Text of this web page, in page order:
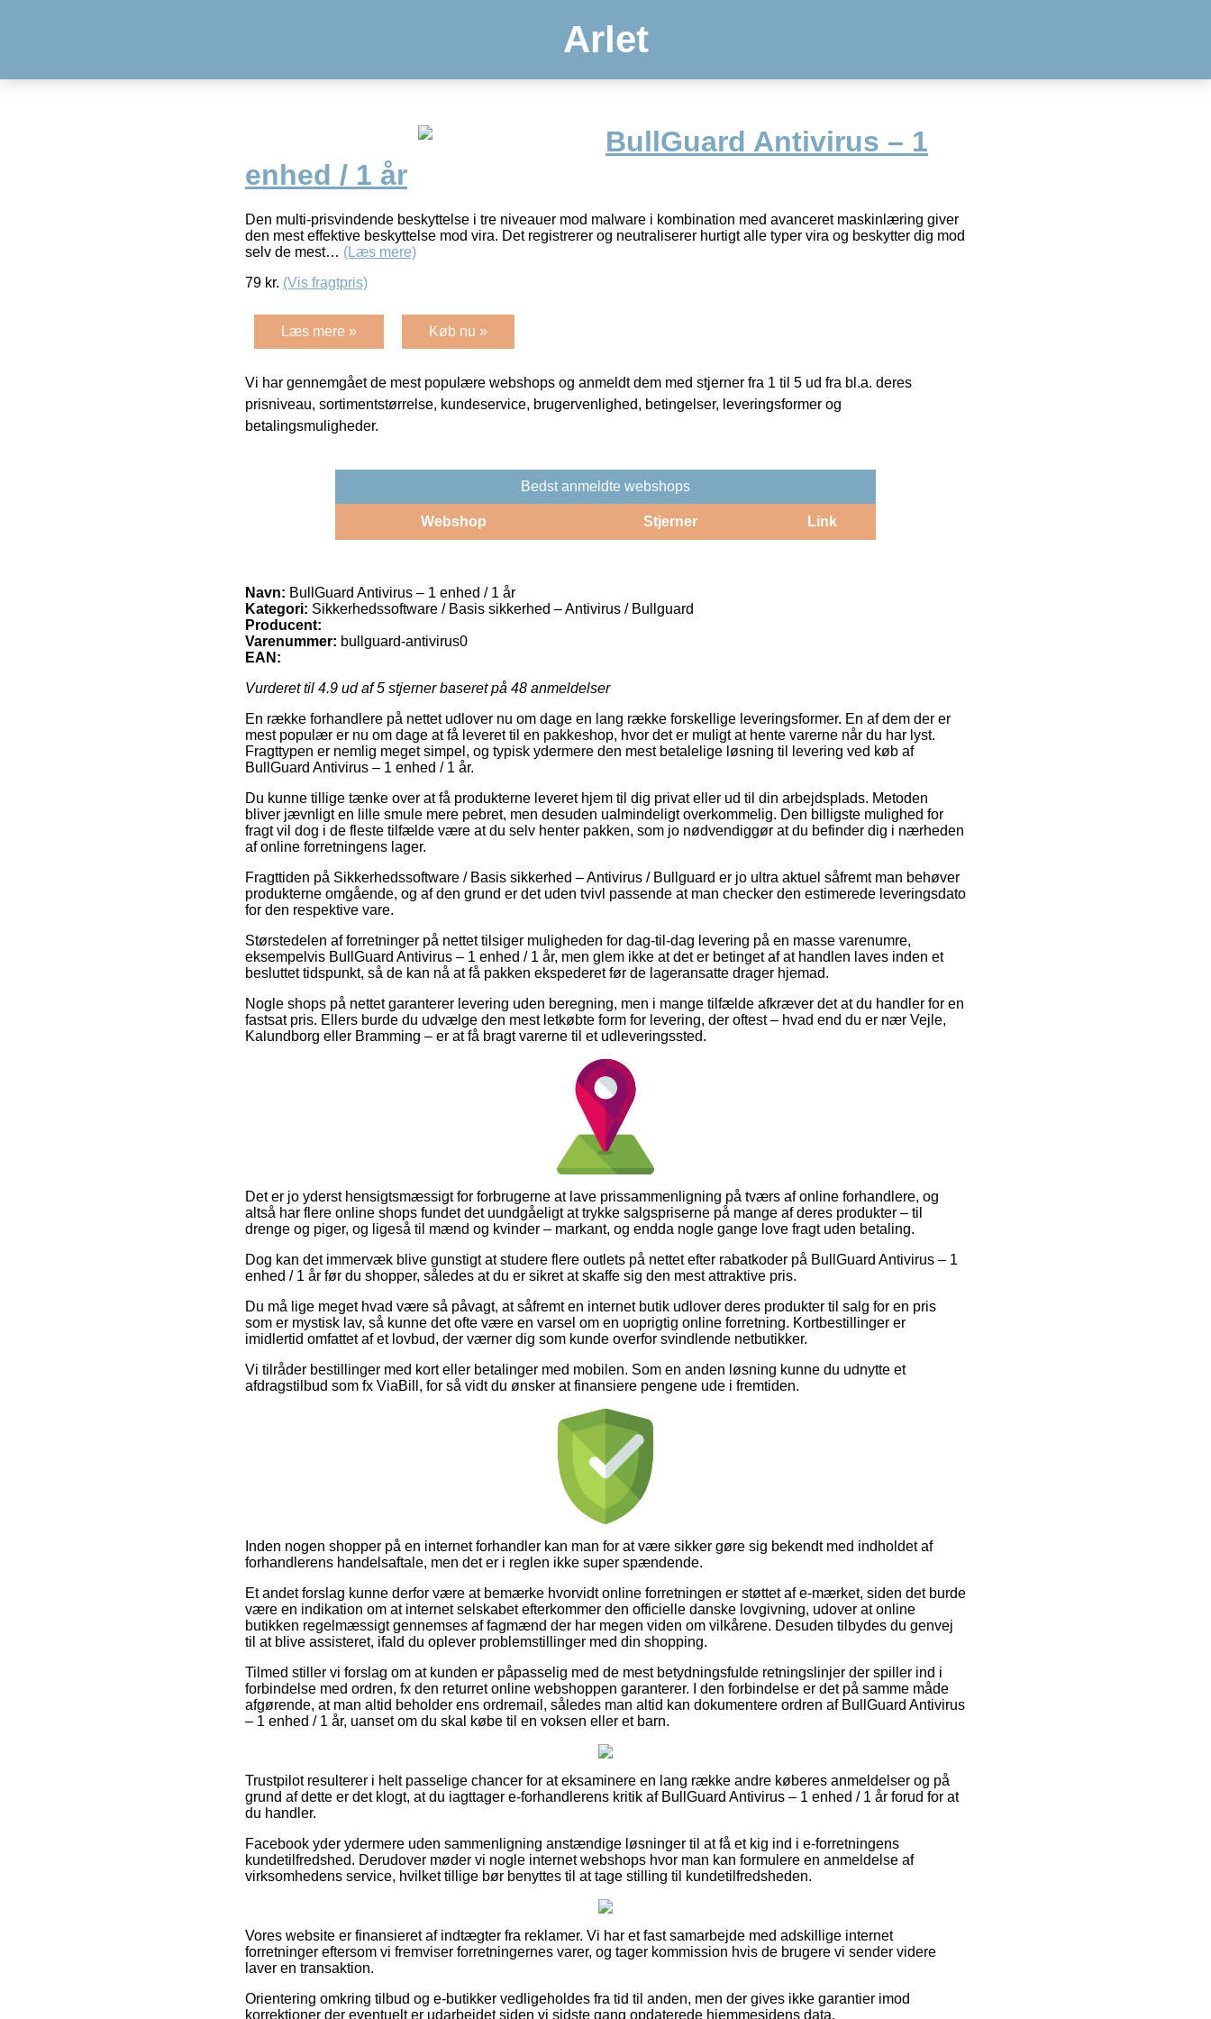
Arlet
BullGuard Antivirus – 1
enhed / 1 år
Den multi-prisvindende beskyttelse i tre niveauer mod malware i kombination med avanceret maskinlæring giver
den mest effektive beskyttelse mod vira. Det registrerer og neutraliserer hurtigt alle typer vira og beskytter dig mod
selv de mest… (Læs mere)
79 kr. (Vis fragtpris)
Læs mere » Køb nu »
Vi har gennemgået de mest populære webshops og anmeldt dem med stjerner fra 1 til 5 ud fra bl.a. deres
prisniveau, sortimentstørrelse, kundeservice, brugervenlighed, betingelser, leveringsformer og
betalingsmuligheder.
Bedst anmeldte webshops
Webshop Stjerner Link
Navn: BullGuard Antivirus – 1 enhed / 1 år
Kategori: Sikkerhedssoftware / Basis sikkerhed – Antivirus / Bullguard
Producent:
Varenummer: bullguard-antivirus0
EAN:
Vurderet til 4.9 ud af 5 stjerner baseret på 48 anmeldelser
En række forhandlere på nettet udlover nu om dage en lang række forskellige leveringsformer. En af dem der er
mest populær er nu om dage at få leveret til en pakkeshop, hvor det er muligt at hente varerne når du har lyst.
Fragttypen er nemlig meget simpel, og typisk ydermere den mest betalelige løsning til levering ved køb af
BullGuard Antivirus – 1 enhed / 1 år.
Du kunne tillige tænke over at få produkterne leveret hjem til dig privat eller ud til din arbejdsplads. Metoden
bliver jævnligt en lille smule mere pebret, men desuden ualmindeligt overkommelig. Den billigste mulighed for
fragt vil dog i de fleste tilfælde være at du selv henter pakken, som jo nødvendiggør at du befinder dig i nærheden
af online forretningens lager.
Fragttiden på Sikkerhedssoftware / Basis sikkerhed – Antivirus / Bullguard er jo ultra aktuel såfremt man behøver
produkterne omgående, og af den grund er det uden tvivl passende at man checker den estimerede leveringsdato
for den respektive vare.
Størstedelen af forretninger på nettet tilsiger muligheden for dag-til-dag levering på en masse varenumre,
eksempelvis BullGuard Antivirus – 1 enhed / 1 år, men glem ikke at det er betinget af at handlen laves inden et
besluttet tidspunkt, så de kan nå at få pakken ekspederet før de lageransatte drager hjemad.
Nogle shops på nettet garanterer levering uden beregning, men i mange tilfælde afkræver det at du handler for en
fastsat pris. Ellers burde du udvælge den mest letkøbte form for levering, der oftest – hvad end du er nær Vejle,
Kalundborg eller Bramming – er at få bragt varerne til et udleveringssted.
Det er jo yderst hensigtsmæssigt for forbrugerne at lave prissammenligning på tværs af online forhandlere, og
altså har flere online shops fundet det uundgåeligt at trykke salgspriserne på mange af deres produkter – til
drenge og piger, og ligeså til mænd og kvinder – markant, og endda nogle gange love fragt uden betaling.
Dog kan det immervæk blive gunstigt at studere flere outlets på nettet efter rabatkoder på BullGuard Antivirus – 1
enhed / 1 år før du shopper, således at du er sikret at skaffe sig den mest attraktive pris.
Du må lige meget hvad være så påvagt, at såfremt en internet butik udlover deres produkter til salg for en pris
som er mystisk lav, så kunne det ofte være en varsel om en uoprigtig online forretning. Kortbestillinger er
imidlertid omfattet af et lovbud, der værner dig som kunde overfor svindlende netbutikker.
Vi tilråder bestillinger med kort eller betalinger med mobilen. Som en anden løsning kunne du udnytte et
afdragstilbud som fx ViaBill, for så vidt du ønsker at finansiere pengene ude i fremtiden.
Inden nogen shopper på en internet forhandler kan man for at være sikker gøre sig bekendt med indholdet af
forhandlerens handelsaftale, men det er i reglen ikke super spændende.
Et andet forslag kunne derfor være at bemærke hvorvidt online forretningen er støttet af e-mærket, siden det burde
være en indikation om at internet selskabet efterkommer den officielle danske lovgivning, udover at online
butikken regelmæssigt gennemses af fagmænd der har megen viden om vilkårene. Desuden tilbydes du genvej
til at blive assisteret, ifald du oplever problemstillinger med din shopping.
Tilmed stiller vi forslag om at kunden er påpasselig med de mest betydningsfulde retningslinjer der spiller ind i
forbindelse med ordren, fx den returret online webshoppen garanterer. I den forbindelse er det på samme måde
afgørende, at man altid beholder ens ordremail, således man altid kan dokumentere ordren af BullGuard Antivirus
– 1 enhed / 1 år, uanset om du skal købe til en voksen eller et barn.
Trustpilot resulterer i helt passelige chancer for at eksaminere en lang række andre køberes anmeldelser og på
grund af dette er det klogt, at du iagttager e-forhandlerens kritik af BullGuard Antivirus – 1 enhed / 1 år forud for at
du handler.
Facebook yder ydermere uden sammenligning anstændige løsninger til at få et kig ind i e-forretningens
kundetilfredshed. Derudover møder vi nogle internet webshops hvor man kan formulere en anmeldelse af
virksomhedens service, hvilket tillige bør benyttes til at tage stilling til kundetilfredsheden.
Vores website er finansieret af indtægter fra reklamer. Vi har et fast samarbejde med adskillige internet
forretninger eftersom vi fremviser forretningernes varer, og tager kommission hvis de brugere vi sender videre
laver en transaktion.
Orientering omkring tilbud og e-butikker vedligeholdes fra tid til anden, men der gives ikke garantier imod
korrektioner der eventuelt er udarbejdet siden vi sidste gang opdaterede hjemmesidens data.